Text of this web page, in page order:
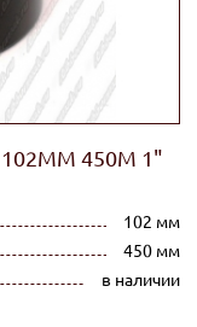
102ММ 450М 1"
102 мм
450 мм
в наличии